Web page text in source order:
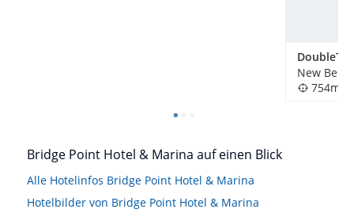
New Bern,
754m
Bridge Point Hotel & Marina auf einen Blick
Alle Hotelinfos Bridge Point Hotel & Marina
Hotelbilder von Bridge Point Hotel & Marina